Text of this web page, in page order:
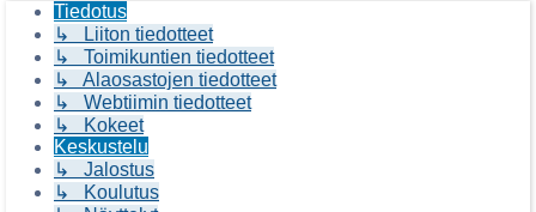
Tiedotus
↳ Liiton tiedotteet
↳ Toimikuntien tiedotteet
↳ Alaosastojen tiedotteet
↳ Webtiimin tiedotteet
↳ Kokeet
Keskustelu
↳ Jalostus
↳ Koulutus